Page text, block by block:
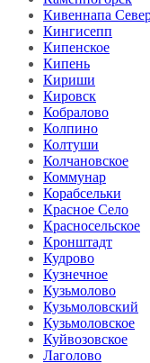
Кивеннапа
Кингисепп
Кипенское
Кипень
Кириши
Кировск
Кобралово
Колпино
Колтуши
Колчановское
Коммунар
Корабсельки
Красное Село
Красносельское
Кронштадт
Кудрово
Кузнечное
Кузьмолово
Кузьмоловский
Кузьмоловское
Куйвозовское
Лаголово